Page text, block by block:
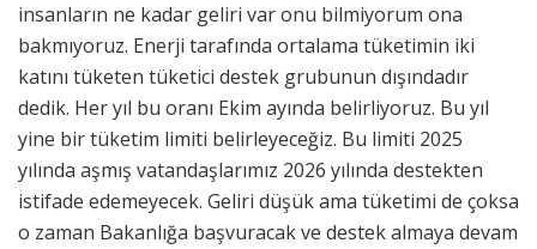
insanların ne kadar geliri var onu bilmiyorum ona
bakmıyoruz. Enerji tarafında ortalama tüketimin iki
katını tüketen tüketici destek grubunun dışındadır
dedik. Her yıl bu oranı Ekim ayında belirliyoruz. Bu yıl
yine bir tüketim limiti belirleyeceğiz. Bu limiti 2025
yılında aşmış vatandaşlarımız 2026 yılında destekten
istifade edemeyecek. Geliri düşük ama tüketimi de çoksa
o zaman Bakanlığa başvuracak ve destek almaya devam